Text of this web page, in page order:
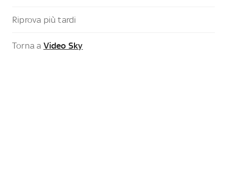
Riprova più tardi
Torna a Video Sky